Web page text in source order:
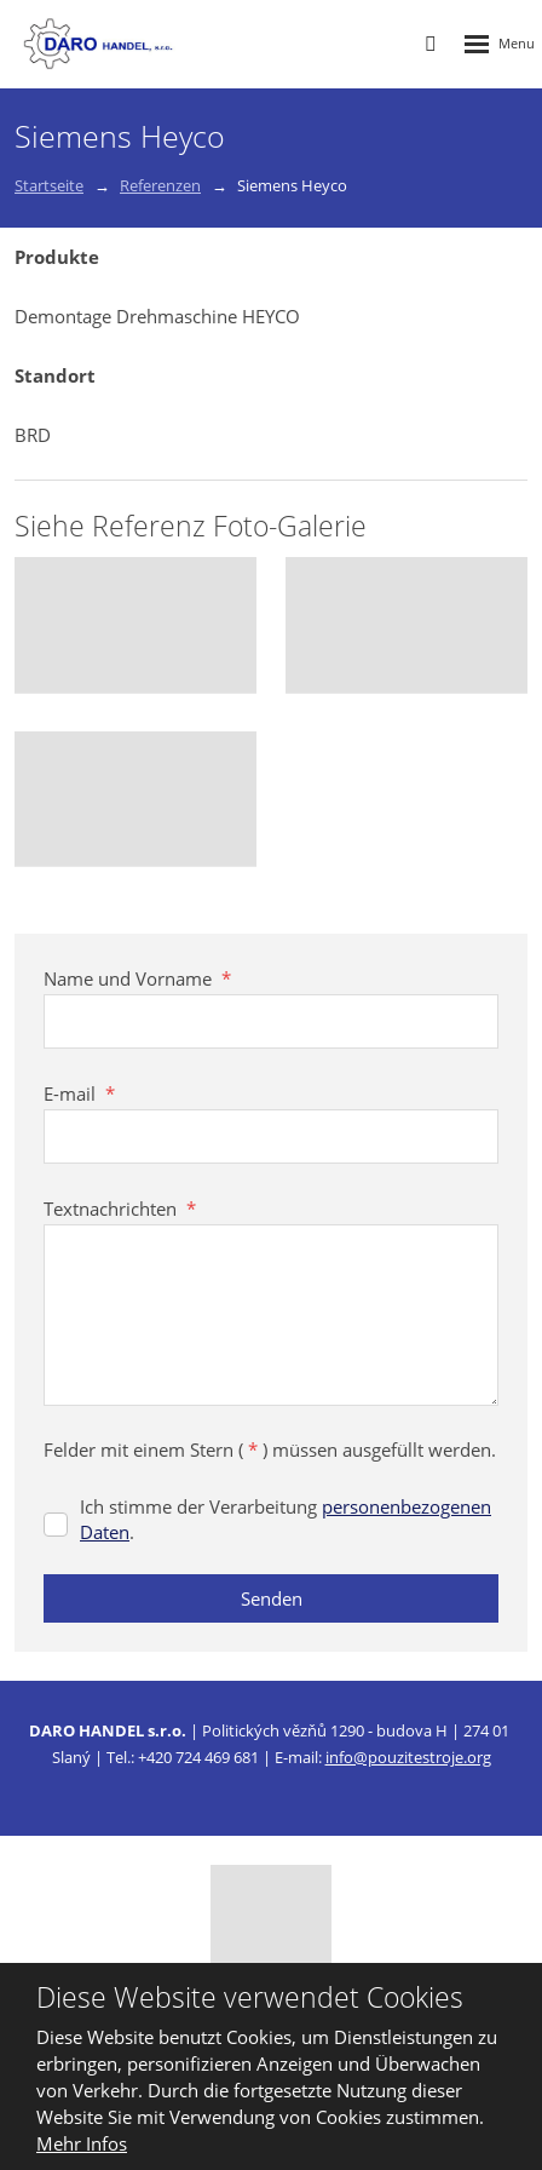
Vyhledávání
Siemens Heyco
Startseite Referenzen Siemens Heyco
Produkte
Demontage Drehmaschine HEYCO
Standort
BRD
Siehe Referenz Foto-Galerie
Name und Vorname *
E-mail *
Textnachrichten *
Felder mit einem Stern ( * ) müssen ausgefüllt werden.
Ich
stimme
der
personenbezogenen
Daten.
Ich stimme der Verarbeitung personenbezogenen
Daten.
Senden
Formular
nicht
werden
DARO HANDEL s.r.o. | Politických vězňů 1290 - budova H | 274 01
Slaný | Tel.: +420 724 469 681 | E-mail: info@pouzitestroje.org
© 2026, DARO HANDEL, s.r.o.
Sitemap|Privatleben
ERSTELLT VON
Diese Website verwendet Cookies
Diese Website benutzt Cookies, um Dienstleistungen zu
erbringen, personifizieren Anzeigen und Überwachen
von Verkehr. Durch die fortgesetzte Nutzung dieser
Website Sie mit Verwendung von Cookies zustimmen.
Mehr Infos